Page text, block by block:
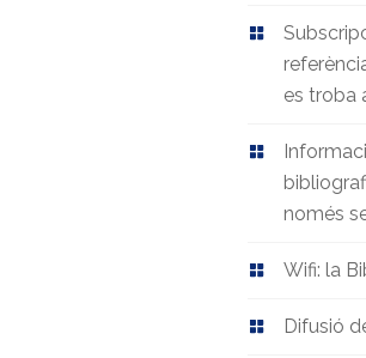
es troba
només
Wifi: la
Difusió